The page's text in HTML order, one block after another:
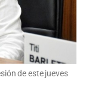
de este jueves